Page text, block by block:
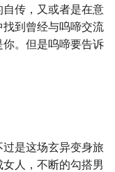
传，又或者是在意
到曾经与呜啼交流
。但是呜啼要告诉
是这场玄异变身旅
人，不断的勾搭男